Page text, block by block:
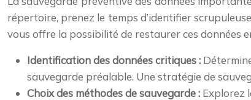
répertoire, prenez le temps d’identifier
vous offre la possibilité de restaurer ces données
Identification des données critiques :
sauvegarde préalable. Une stratégie de
Choix des méthodes de sauvegarde : Explorez